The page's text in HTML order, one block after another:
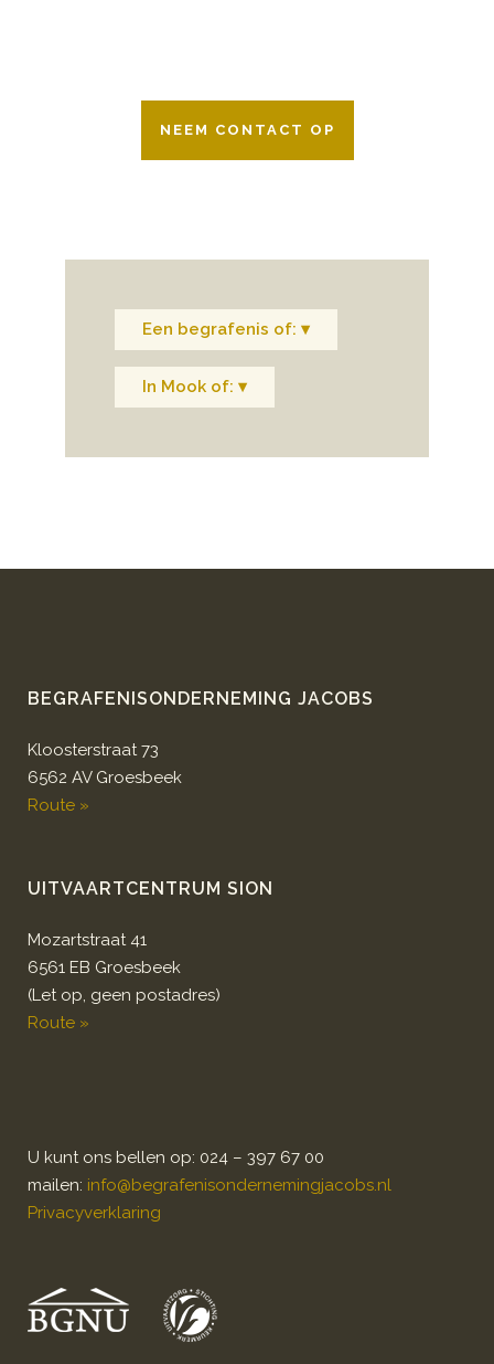
NEEM CONTACT OP
Een begrafenis of: ▾
In Mook of: ▾
BEGRAFENISONDERNEMING JACOBS
Kloosterstraat 73
6562 AV Groesbeek
Route »
UITVAARTCENTRUM SION
Mozartstraat 41
6561 EB Groesbeek
(Let op, geen postadres)
Route »
U kunt ons bellen op: 024 – 397 67 00
mailen: info@begrafenisondernemingjacobs.nl
Privacyverklaring